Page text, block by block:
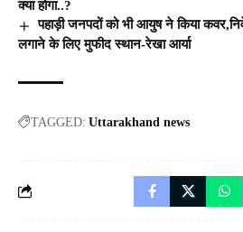
क्या होगा..?
पहाड़ी जनपदों को भी आयुष ने किया
लगाने के लिए मुफीद स्थान-रेखा आर्या
TAGGED: Uttarakhand news